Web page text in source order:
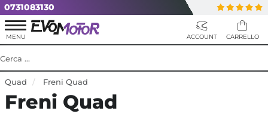
0731083130
Quad Freni Quad
Freni Quad